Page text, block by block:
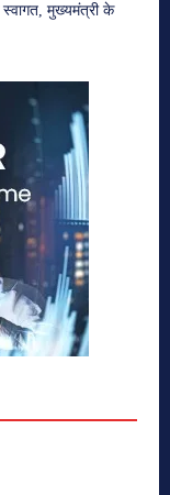
स्वागत, मुख्यमंत्री के